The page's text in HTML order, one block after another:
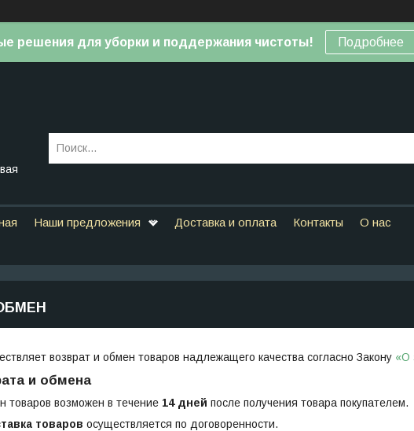
решения для уборки и поддержания чистоты! Подробнее
Наши предложения Доставка и оплата Контакты О нас
возврат и обмен товаров надлежащего качества согласно Закону «О
и обмена
товаров возможен в течение 14 дней после получения товара покупателем.
товаров осуществляется по договоренности.